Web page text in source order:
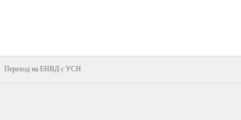
Переход на ЕНВД с УСН